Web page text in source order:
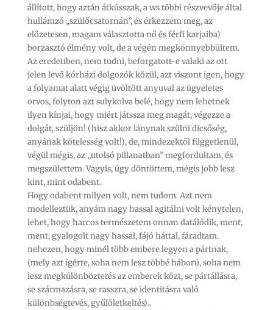
állított, hogy aztán átkússzak, a ws többi részvevője által
hullámzó „szülőcsatornán”, és érkezzem meg, az
előzetesen, magam választotta nő és férfi karjaiba)
borzasztó élmény volt, de a végén megkönnyebbültem.
Az eredetiben, nem tudni, beforgatott-e valaki az ott
jelen levő kórházi dolgozók közül, azt viszont igen, hogy
a folyamat alatt végig üvöltött anyuval az ügyeletes
orvos, folyton azt sulykolva belé, hogy nem lehetnek
ilyen kínjai, hogy miért játssza meg magát, végezze a
dolgát, szüljön! (hisz akkor lánynak szülni dicsőség,
anyának kötelesség volt!), de, mindezektől függetlenül,
végül mégis, az „utolsó pillanatban” megfordultam, és
megszülettem. Vagyis, úgy döntöttem, mégis jobb lesz
kint, mint odabent.
Hogy odabent milyen volt, nem tudom. Azt nem
modelleztük, anyám nagy hassal agitálni volt kénytelen,
lehet, hogy harcos természetem onnan datálódik, ment,
ment, gyalogolt nagy hassal, fájó háttal, fáradtam.
nehezen, hogy minél több embere legyen a pártnak,
(mely azt ígérte, soha nem lesz többé háború, soha nem
lesz megkülönböztetés az emberek közt, se pártállásra,
se származásra, se rasszra, se identitásra való
különbségtevés, gyűlöletkeltés)..